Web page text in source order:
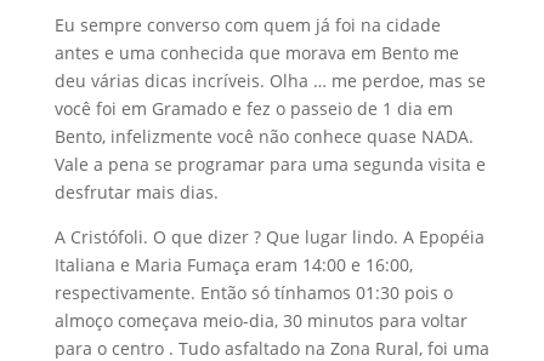
Eu sempre converso com quem já foi na cidade
antes e uma conhecida que morava em Bento me
deu várias dicas incríveis. Olha … me perdoe, mas se
você foi em Gramado e fez o passeio de 1 dia em
Bento, infelizmente você não conhece quase NADA.
Vale a pena se programar para uma segunda visita e
desfrutar mais dias.
A Cristófoli. O que dizer ? Que lugar lindo. A Epopéia
Italiana e Maria Fumaça eram 14:00 e 16:00,
respectivamente. Então só tínhamos 01:30 pois o
almoço começava meio-dia, 30 minutos para voltar
para o centro . Tudo asfaltado na Zona Rural, foi uma